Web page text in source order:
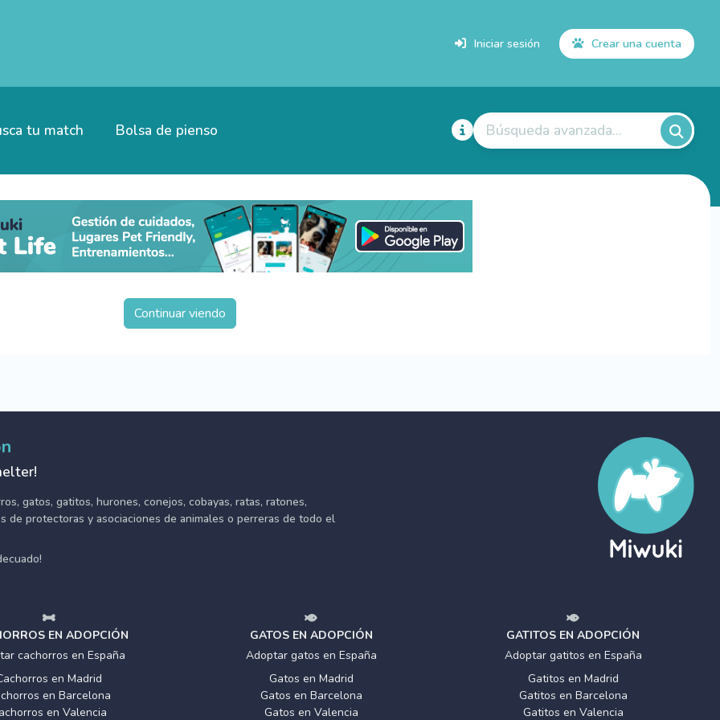
Iniciar sesión Crear una cuenta
tu match Bolsa de pienso Búsqueda avanzada...
Continuar viendo
gatos, gatitos, hurones, conejos, cobayas, ratas, ratones,
de protectoras y asociaciones de animales o perreras de todo el
EN ADOPCIÓN
cachorros en España
en Madrid
en Barcelona
en Valencia
GATOS EN ADOPCIÓN
Adoptar gatos en España
Gatos en Madrid
Gatos en Barcelona
Gatos en Valencia
GATITOS EN ADOPCIÓN
Adoptar gatitos en España
Gatitos en Madrid
Gatitos en Barcelona
Gatitos en Valencia